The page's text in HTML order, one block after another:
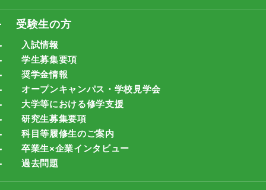
受験生の方
入試情報
学生募集要項
奨学金情報
オープンキャンパス・学校見学会
大学等における修学支援
研究生募集要項
科目等履修生のご案内
卒業生×企業インタビュー
過去問題